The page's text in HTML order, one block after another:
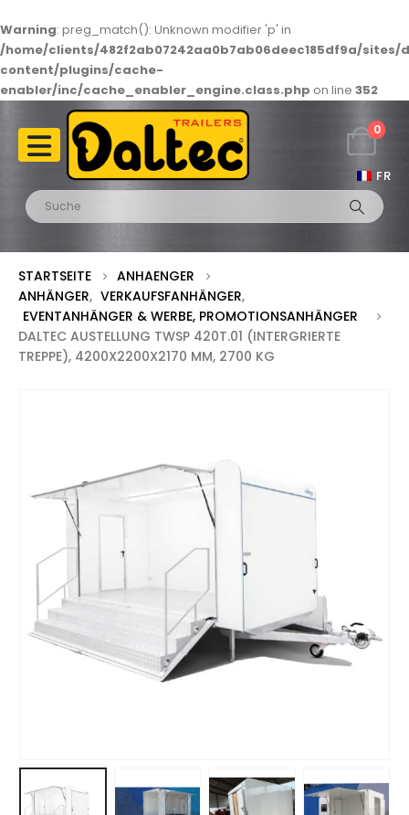
Warning: preg_match(): Unknown modifier 'p' in
/home/clients/482f2ab07242aa0b7ab06deec185df9a/
content/plugins/cache-
enabler/inc/cache_enabler_engine.class.php on line 352
FR
0
STARTSEITE
ANHAENGER
ANHÄNGER, VERKAUFSFANHÄNGER,
EVENTANHÄNGER & WERBE, PROMOTIONSANHÄNGER
DALTEC AUSTELLUNG TWSP 420T.01 (INTERGRIERTE
TREPPE), 4200X2200X2170 MM, 2700 KG